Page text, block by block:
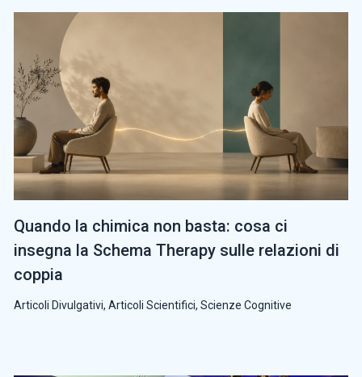
Quando la chimica non basta: cosa ci
insegna la Schema Therapy sulle relazioni di
coppia
Articoli Divulgativi, Articoli Scientifici, Scienze Cognitive